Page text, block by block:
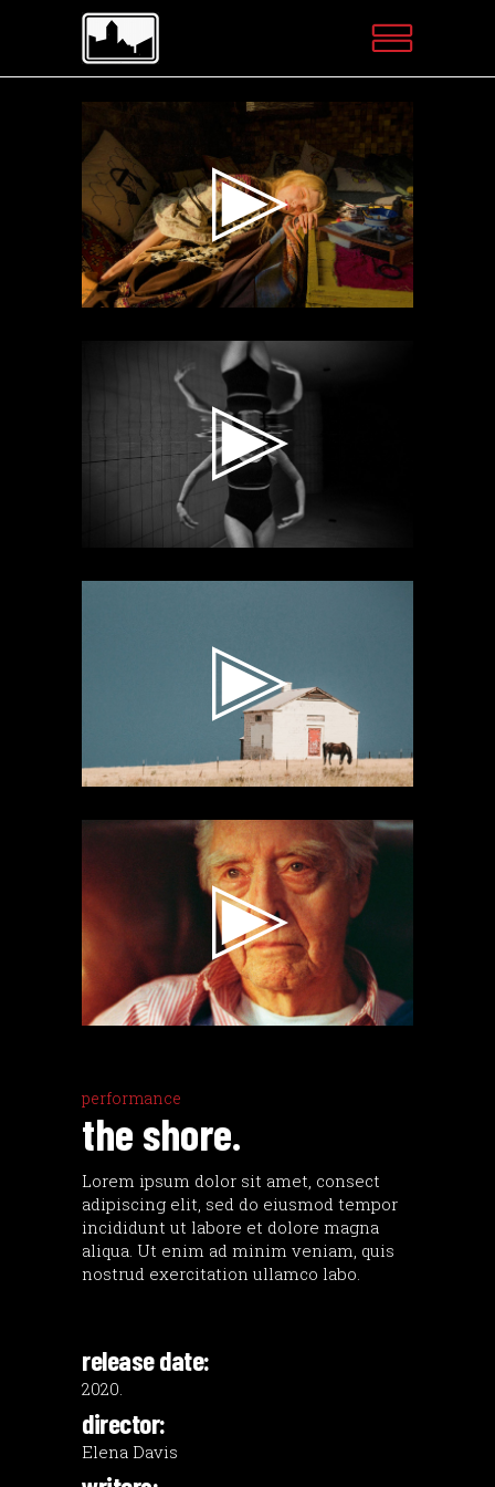
Videospeler
Videospeler
performance
the shore.
Lorem ipsum dolor sit amet, consect
adipiscing elit, sed do eiusmod tempor
incididunt ut labore et dolore magna
aliqua. Ut enim ad minim veniam, quis
nostrud exercitation ullamco labo.
release date:
2020.
director:
Elena Davis